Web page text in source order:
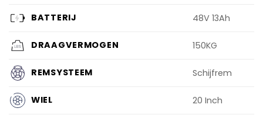
BATTERIJ 48V 13Ah
DRAAGVERMOGEN 150KG
REMSYSTEEM Schijfrem
WIEL 20 Inch